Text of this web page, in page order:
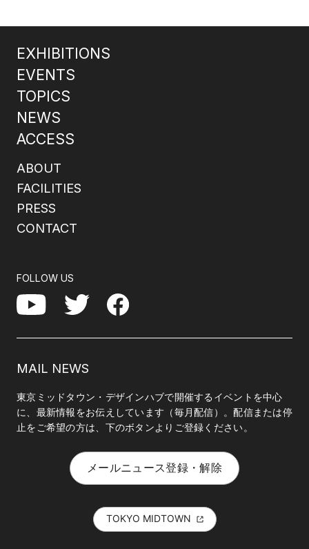
EXHIBITIONS
EVENTS
TOPICS
NEWS
ACCESS
ABOUT
FACILITIES
PRESS
CONTACT
FOLLOW US
YouTube Twitter Facebook
MAIL NEWS
東京ミッドタウン・デザインハブで開催するイベントを中心
に、最新情報をお伝えしています（毎月配信）。配信または停
止をご希望の方は、下のボタンよりご登録ください。
メールニュース登録・解除
TOKYO MIDTOWN